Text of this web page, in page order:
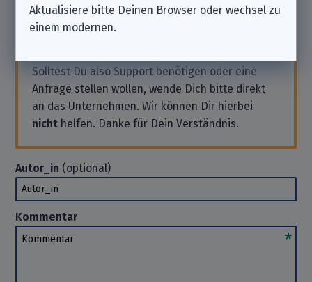
Beachte bitte, dass wir ein
Solltest Du also Support benötigen oder eine
Anfrage stellen wollen, wende Dich bitte direkt
an das Unternehmen. Wir können Dir hierbei
nicht helfen. Danke für Dein Verständnis.
Autor_in (optional)
Autor_in
Kommentar
Kommentar
Aktualisiere bitte Deinen Browser oder wechsel zu
einem modernen.